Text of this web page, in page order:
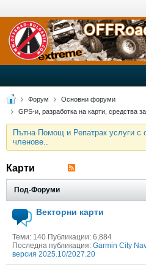
Форум
Основни форуми
GPS-и, разработка на карти, средства
Пътна Помощ и Репатрак услуги с
членове..
Карти
Под-Форуми
Векторни карти
Теми: 140 Публикации: 6,884
Последна публикация: Garmin City
версия 2025.10/2027.20